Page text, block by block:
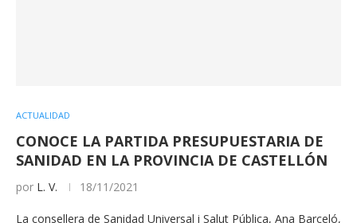
ACTUALIDAD
CONOCE LA PARTIDA PRESUPUESTARIA DE
SANIDAD EN LA PROVINCIA DE CASTELLÓN
por L. V. 18/11/2021
La consellera de Sanidad Universal i Salut Pública, Ana Barceló,